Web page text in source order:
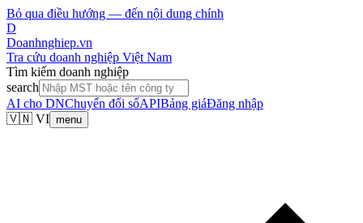
Bỏ qua điều hướng — đến nội dung chính
D
Doanhnghiep.vn
Tra cứu doanh nghiệp Việt Nam
Tìm kiếm doanh nghiệp
search
AI cho DNChuyển đổi sốAPIBảng giáĐăng nhập
🇻🇳 VI menu